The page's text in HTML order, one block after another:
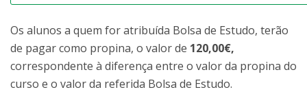
Os alunos a quem for atribuída Bolsa de Estudo, terão
de pagar como propina, o valor de 120,00€,
correspondente à diferença entre o valor da propina do
curso e o valor da referida Bolsa de Estudo.